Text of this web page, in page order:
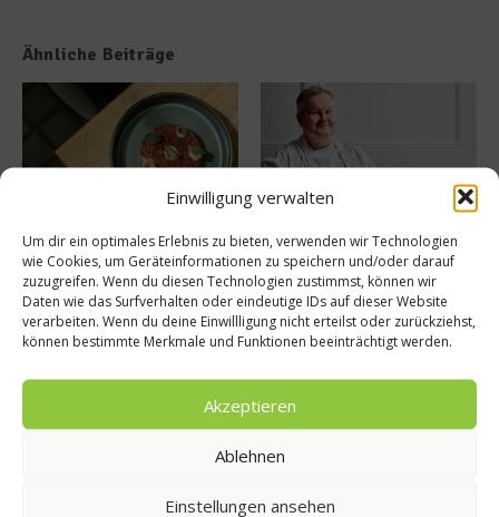
Einwilligung verwalten
Um dir ein optimales Erlebnis zu bieten, verwenden wir Technologien
wie Cookies, um Geräteinformationen zu speichern und/oder darauf
zuzugreifen. Wenn du diesen Technologien zustimmst, können wir
Daten wie das Surfverhalten oder eindeutige IDs auf dieser Website
verarbeiten. Wenn du deine Einwillligung nicht erteilst oder zurückziehst,
können bestimmte Merkmale und Funktionen beeinträchtigt werden.
Akzeptieren
Ablehnen
Einstellungen ansehen
Ähnliche Beiträge
TIAN Bistro – Komplex in der
Simplizität
30. Juli 2026
Mathias Dahlgren über sein
Restaurant Seafood Gastro
29. Juli 2026